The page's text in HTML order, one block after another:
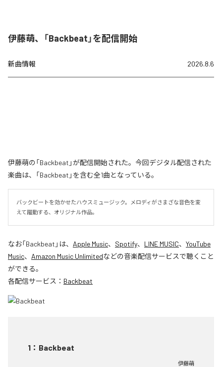
伊藤萌、「Backbeat」を配信開始
新曲情報 2026.8.6
伊藤萌の「Backbeat」が配信開始された。今回デジタル配信された
楽曲は、「Backbeat」を含む全1曲となっている。
バックビートを効かせたハウスミュージック。メロディがさまざな音色を変
えて躍動する、オリジナル作品。
なお「Backbeat 」は、 Apple Music、 Spotify、 LINE MUSIC、 YouTube
Music、 Amazon Music Unlimitedなどの音楽配信サービスで聴くこと
ができる。
各配信サービス： Backbeat
1 ： Backbeat
伊藤萌